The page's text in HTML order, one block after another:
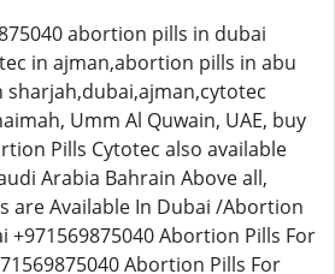
abortion pills in dubai
in ajman,abortion pills in abu
Umm Al Quwain, UAE, buy
Pills Cytotec also available
Arabia Bahrain Above all,
are Available In Dubai /Abortion
+971569875040 Abortion Pills For
Abortion Pills For